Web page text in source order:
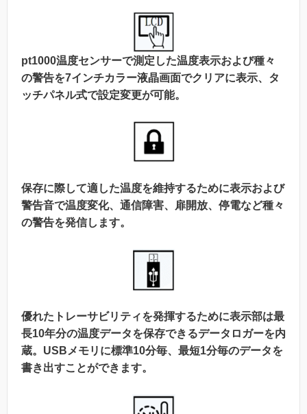
pt1000温度センサーで測定した温度表示および種々
の警告を7インチカラー液晶画面でクリアに表示、タ
ッチパネル式で設定変更が可能。
保存に際して適した温度を維持するために表示および
警告音で温度変化、通信障害、扉開放、停電など種々
の警告を発信します。
優れたトレーサビリティを発揮するために表示部は最
長10年分の温度データを保存できるデータロガーを内
蔵。USBメモリに標準10分毎、最短1分毎のデータを
書き出すことができます。